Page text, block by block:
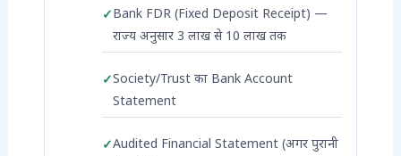
Bank FDR (Fixed Deposit Receipt) —
राज्य अनुसार 3 लाख से 10 लाख तक
Society/Trust का Bank Account
Statement
Audited Financial Statement (अगर पुरानी